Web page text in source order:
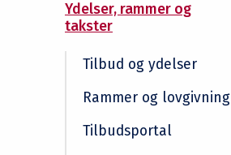
Ydelser, rammer og
takster
Tilbud og ydelser
Rammer og lovgivning
Tilbudsportal